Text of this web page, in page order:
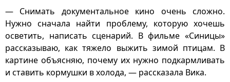
— Снимать документальное кино очень сложно.
Нужно сначала найти проблему, которую хочешь
осветить, написать сценарий. В фильме «Синицы»
рассказываю, как тяжело выжить зимой птицам. В
картине объясняю, почему их нужно подкармливать
и ставить кормушки в холода, — рассказала Вика.